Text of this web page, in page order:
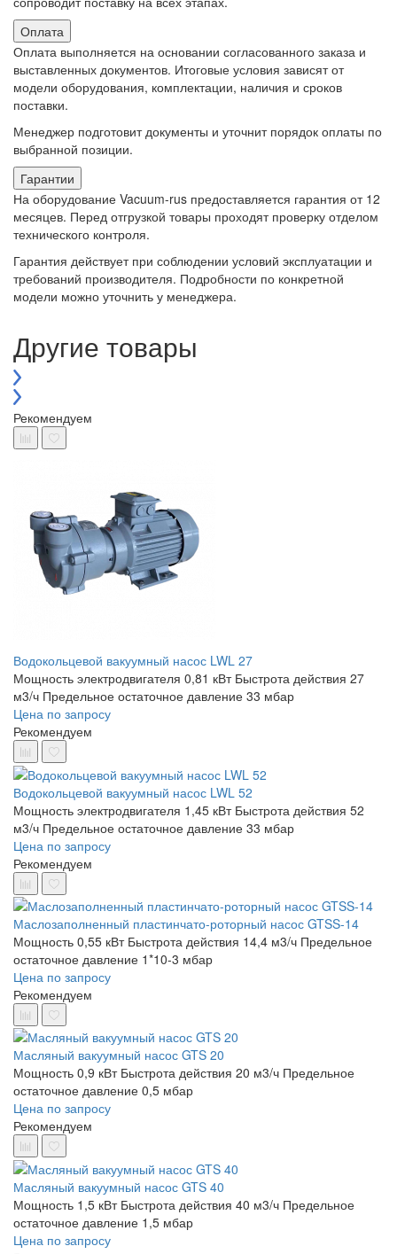
Оплата
Оплата выполняется на основании согласованного заказа и
выставленных документов. Итоговые условия зависят от
модели оборудования, комплектации, наличия и сроков
поставки.
Менеджер подготовит документы и уточнит порядок оплаты по
выбранной позиции.
Гарантии
На оборудование Vacuum-rus предоставляется гарантия от 12
месяцев. Перед отгрузкой товары проходят проверку отделом
технического контроля.
Гарантия действует при соблюдении условий эксплуатации и
требований производителя. Подробности по конкретной
модели можно уточнить у менеджера.
Другие товары
Рекомендуем
Водокольцевой вакуумный насос LWL 27
Мощность электродвигателя 0,81 кВт Быстрота действия 27
м3/ч Предельное остаточное давление 33 мбар
Цена по запросу
Рекомендуем
Водокольцевой вакуумный насос LWL 52
Мощность электродвигателя 1,45 кВт Быстрота действия 52
м3/ч Предельное остаточное давление 33 мбар
Цена по запросу
Рекомендуем
Маслозаполненный пластинчато-роторный насос GTSS-14
Мощность 0,55 кВт Быстрота действия 14,4 м3/ч Предельное
остаточное давление 1*10-3 мбар
Цена по запросу
Рекомендуем
Масляный вакуумный насос GTS 20
Мощность 0,9 кВт Быстрота действия 20 м3/ч Предельное
остаточное давление 0,5 мбар
Цена по запросу
Рекомендуем
Масляный вакуумный насос GTS 40
Мощность 1,5 кВт Быстрота действия 40 м3/ч Предельное
остаточное давление 1,5 мбар
Цена по запросу